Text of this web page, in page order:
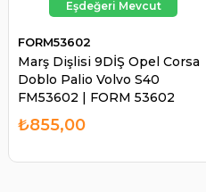
Marş Dişlisi 9DİŞ Opel Corsa
Doblo Palio Volvo S40
FM53602 | FORM 53602
FORM53602
₺855,00